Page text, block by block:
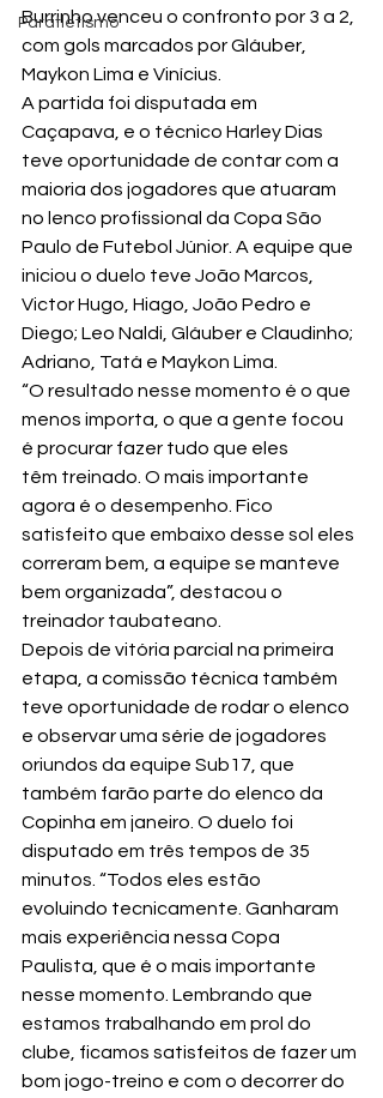
Paratletismo
Burrinho venceu o confronto por 3 a 2,
com gols marcados por Gláuber,
Maykon Lima e Vinícius.
A partida foi disputada em
Caçapava, e o técnico Harley Dias
teve oportunidade de contar com a
maioria dos jogadores que atuaram
no lenco profissional da Copa São
Paulo de Futebol Júnior. A equipe que
iniciou o duelo teve João Marcos,
Victor Hugo, Hiago, João Pedro e
Diego; Leo Naldi, Gláuber e Claudinho;
Adriano, Tatá e Maykon Lima.
“O resultado nesse momento é o que
menos importa, o que a gente focou
é procurar fazer tudo que eles
têm treinado. O mais importante
agora é o desempenho. Fico
satisfeito que embaixo desse sol eles
correram bem, a equipe se manteve
bem organizada”, destacou o
treinador taubateano.
Depois de vitória parcial na primeira
etapa, a comissão técnica também
teve oportunidade de rodar o elenco
e observar uma série de jogadores
oriundos da equipe Sub17, que
também farão parte do elenco da
Copinha em janeiro. O duelo foi
disputado em três tempos de 35
minutos. “Todos eles estão
evoluindo tecnicamente. Ganharam
mais experiência nessa Copa
Paulista, que é o mais importante
nesse momento. Lembrando que
estamos trabalhando em prol do
clube, ficamos satisfeitos de fazer um
bom jogo-treino e com o decorrer do